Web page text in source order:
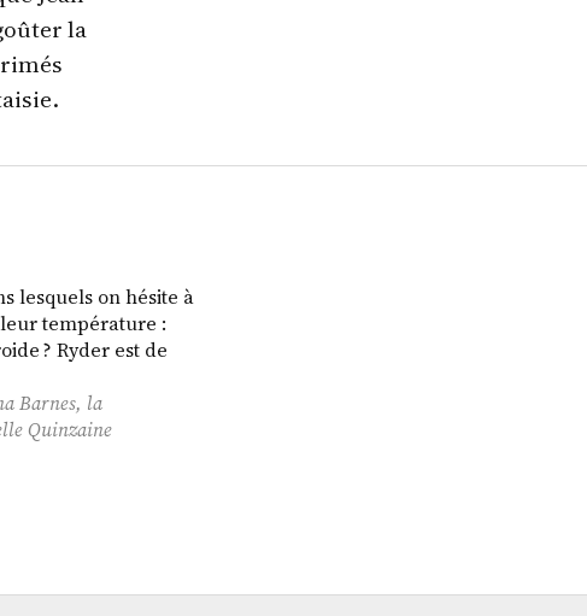
la
lesquels on hésite à
température :
? Ryder est de
Barnes, la
Quinzaine